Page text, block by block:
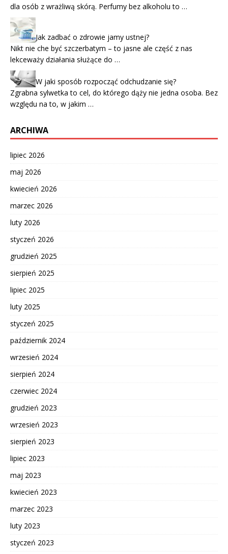
dla osób z wrażliwą skórą. Perfumy bez alkoholu to …
Jak zadbać o zdrowie jamy ustnej?
Nikt nie che być szczerbatym – to jasne ale część z nas
lekceważy działania służące do …
W jaki sposób rozpocząć odchudzanie się?
Zgrabna sylwetka to cel, do którego dąży nie jedna osoba. Bez
względu na to, w jakim …
ARCHIWA
lipiec 2026
maj 2026
kwiecień 2026
marzec 2026
luty 2026
styczeń 2026
grudzień 2025
sierpień 2025
lipiec 2025
luty 2025
styczeń 2025
październik 2024
wrzesień 2024
sierpień 2024
czerwiec 2024
grudzień 2023
wrzesień 2023
sierpień 2023
lipiec 2023
maj 2023
kwiecień 2023
marzec 2023
luty 2023
styczeń 2023